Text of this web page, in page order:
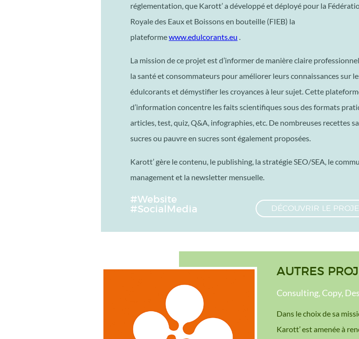
réglementation, que Karott’ a développé et déployé pour la
Royale des Eaux et Boissons en bouteille (FIEB) la
plateformewww.edulcorants.eu .
La mission de ce projet est d’informer de manière claire
la santé et consommateurs pour améliorer leurs connaissances sur
édulcorants et démystifier les croyances à leur sujet. Cette
d’information concentre les faits scientifiques sous des formats
articles, test, quiz, Q&A, infographies, etc. De nombreuses recettes
sucres ou pauvre en sucres sont également proposées.
Karott’ gère le contenu, le publishing, la stratégie SEO/SEA, le
management et la newsletter mensuelle.
#Website
#SocialMedia
DÉCOUVRIR LE
AUTRES
Consulting, Copy,
Dans le choix de sa
Karott’ est amenée à